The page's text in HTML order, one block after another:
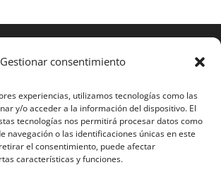
Gestionar consentimiento
experiencias, utilizamos tecnologías como las
y/o acceder a la información del dispositivo. El
tecnologías nos permitirá procesar datos como
navegación o las identificaciones únicas en este
el consentimiento, puede afectar
características y funciones.
reservados
o parte de ellas, necesita pedir
por escrito a Mario Gil Sánchez.
están PATENTADOS.
en 2002 (última actualización en